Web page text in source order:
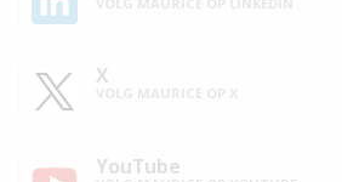
X
YouTube